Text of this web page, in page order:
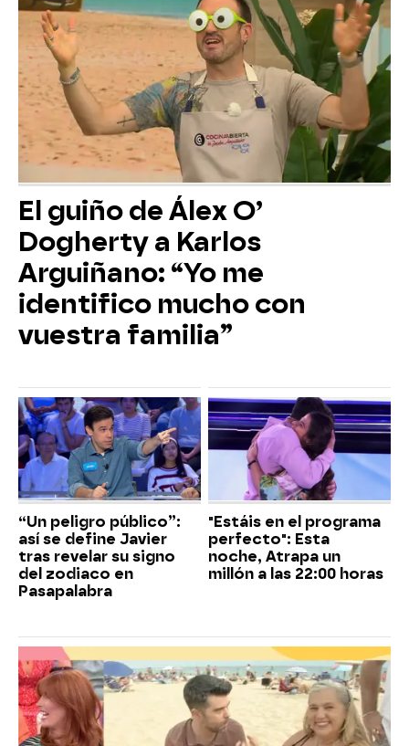
El guiño de Álex O’
Dogherty a Karlos
Arguiñano: “Yo me
identifico mucho con
vuestra familia”
“Un peligro público”:
así se define Javier
tras revelar su signo
del zodiaco en
Pasapalabra
"Estáis en el programa
perfecto": Esta
noche, Atrapa un
millón a las 22:00 horas